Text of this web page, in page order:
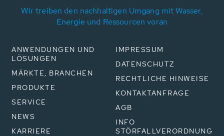
Wir treiben den nachhaltigen Umgang mit Wasser,
Energie und Ressourcen voran
ANWENDUNGEN UND
LÖSUNGEN
MÄRKTE, BRANCHEN
PRODUKTE
SERVICE
NEWS
KARRIERE
IMPRESSUM
DATENSCHUTZ
RECHTLICHE HINWEISE
KONTAKTANFRAGE
AGB
INFO
STÖRFALLVERORDNUNG